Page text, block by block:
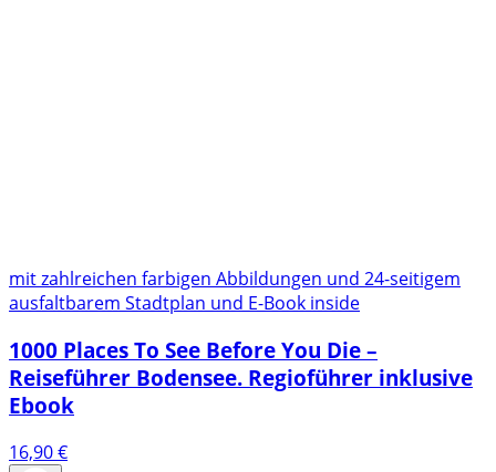
mit zahlreichen farbigen Abbildungen und 24-seitigem
ausfaltbarem Stadtplan und E-Book inside
1000 Places To See Before You Die –
Reiseführer Bodensee. Regioführer inklusive
Ebook
16,90€